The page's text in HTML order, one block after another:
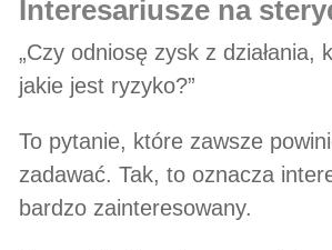
interesariusze na
„Czy odniosę zysk z działania,
jakie jest ryzyko?”
To pytanie, które zawsze
zadawać. Tak, to oznacza
bardzo zainteresowany.